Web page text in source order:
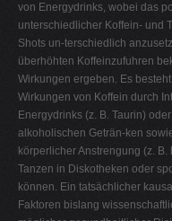
von Energydrinks, wobei das
unterschiedlicher Koffein- und
Shots un-terschiedlich
überhöhten Koffeinzufuhren
Wirkungen ergeben. Es
Wirkungen von Koffein durch
Energydrinks (z. B. Taurin)
alkoholischen Geträn-ken
körperlicher Anstrengung (z.
Tanzen in Diskotheken oder
können. Ein tatsächlicher
Faktoren bislang